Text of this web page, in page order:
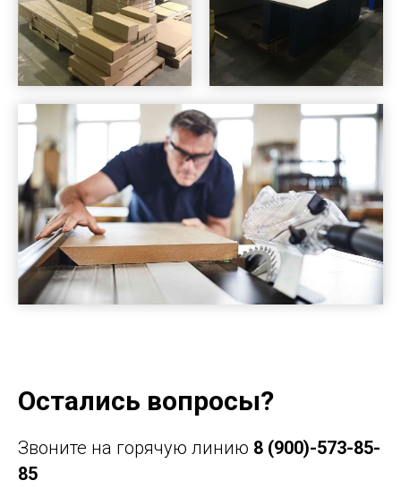
Остались вопросы?
Звоните на горячую линию 8 (900)-573-85-
85